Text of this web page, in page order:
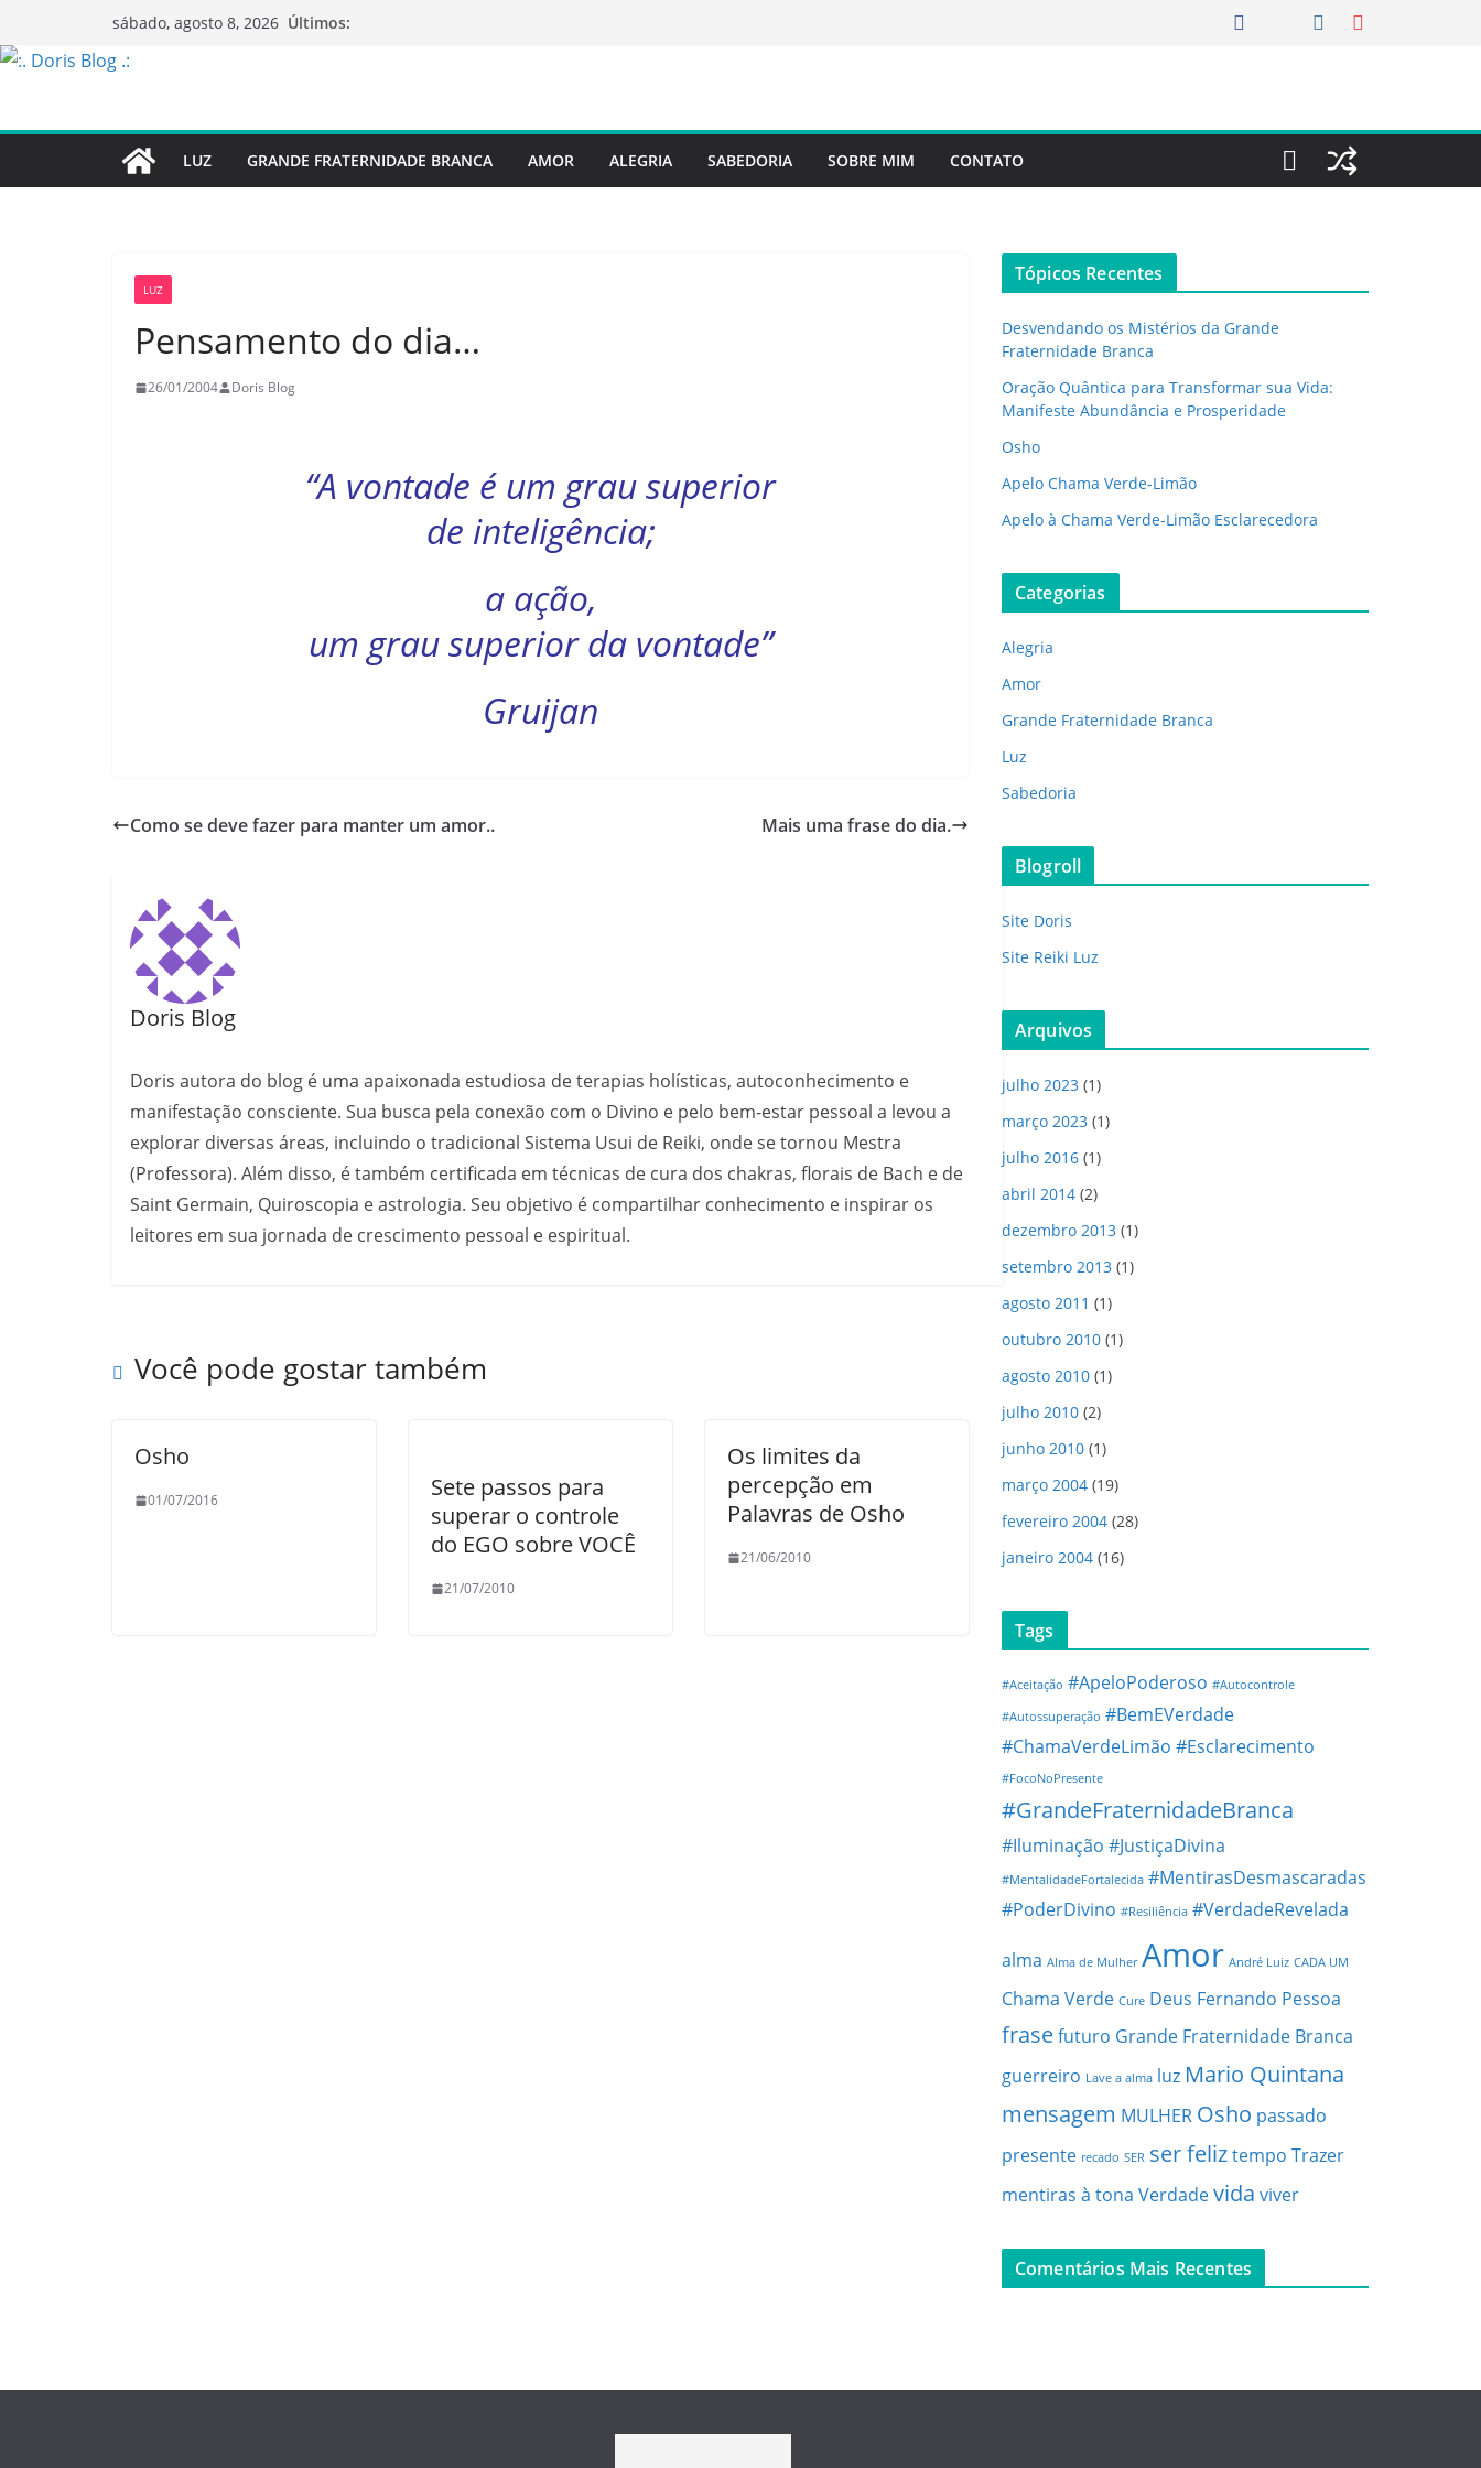
para
sábado, agosto 8, 2026 Últimos:
LUZ GRANDE FRATERNIDADE BRANCA AMOR ALEGRIA SABEDORIA SOBRE MIM CONTATO
LUZ
Pensamento do dia…
26/01/2004 Doris Blog
“A vontade é um grau superior
de inteligência;
a ação,
um grau superior da vontade”
Gruijan
Como se deve fazer para manter um amor.. Mais uma frase do dia.
Doris Blog
Doris autora do blog é uma apaixonada estudiosa de terapias holísticas, autoconhecimento e
manifestação consciente. Sua busca pela conexão com o Divino e pelo bem-estar pessoal a levou a
explorar diversas áreas, incluindo o tradicional Sistema Usui de Reiki, onde se tornou Mestra
(Professora). Além disso, é também certificada em técnicas de cura dos chakras, florais de Bach e de
Saint Germain, Quiroscopia e astrologia. Seu objetivo é compartilhar conhecimento e inspirar os
leitores em sua jornada de crescimento pessoal e espiritual.
Você pode gostar também
Osho
01/07/2016
Sete passos para
superar o controle
do EGO sobre VOCÊ
21/07/2010
Os limites da
percepção em
Palavras de Osho
21/06/2010
Tópicos Recentes
Desvendando os Mistérios da Grande
Fraternidade Branca
Oração Quântica para Transformar sua Vida:
Manifeste Abundância e Prosperidade
Osho
Apelo Chama Verde-Limão
Apelo à Chama Verde-Limão Esclarecedora
Categorias
Alegria
Amor
Grande Fraternidade Branca
Luz
Sabedoria
Blogroll
Site Doris
Site Reiki Luz
Arquivos
julho 2023 (1)
março 2023 (1)
julho 2016 (1)
abril 2014 (2)
dezembro 2013 (1)
setembro 2013 (1)
agosto 2011 (1)
outubro 2010 (1)
agosto 2010 (1)
julho 2010 (2)
junho 2010 (1)
março 2004 (19)
fevereiro 2004 (28)
janeiro 2004 (16)
Tags
#Aceitação #ApeloPoderoso #Autocontrole
#Autossuperação #BemEVerdade
#ChamaVerdeLimão #Esclarecimento
#FocoNoPresente
#GrandeFraternidadeBranca
#Iluminação #JustiçaDivina
#MentalidadeFortalecida #MentirasDesmascaradas
#PoderDivino #Resiliência #VerdadeRevelada
alma Alma de Mulher Amor André Luiz CADA UM
Chama Verde Cure Deus Fernando Pessoa
frasefuturo Grande Fraternidade Branca
guerreiro Lave a alma luz Mario Quintana
mensagem MULHER Osho passado
presente recado SER ser feliztempo Trazer
mentiras à tona Verdadevida viver
Comentários Mais Recentes